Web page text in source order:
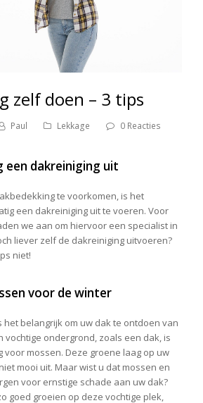
zelf doen – 3 tips
Paul Lekkage 0 Reacties
een dakreiniging uit
te voorkomen, is het
een dakreiniging uit te voeren. Voor
we aan om hiervoor een specialist in
liever zelf de dakreiniging uitvoeren?
niet!
voor de winter
het belangrijk om uw dak te ontdoen van
vochtige ondergrond, zoals een dak, is
voor mossen. Deze groene laag op uw
mooi uit. Maar wist u dat mossen en
voor ernstige schade aan uw dak?
goed groeien op deze vochtige plek,